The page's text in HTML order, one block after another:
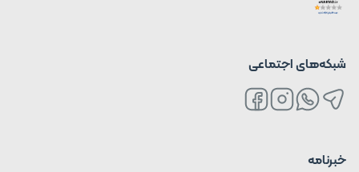
شبکه‌های اجتماعی
خبرنامه